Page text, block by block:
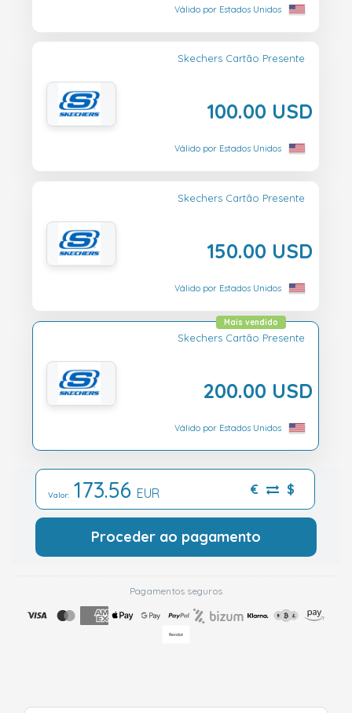
Válido por Estados Unidos
Skechers Cartão Presente
100.00 USD
Válido por Estados Unidos
Skechers Cartão Presente
150.00 USD
Válido por Estados Unidos
Skechers Cartão Presente
200.00 USD
Mais vendido
Válido por Estados Unidos
Valor: 173.56 EUR € $
Proceder ao pagamento
Pagamentos seguros